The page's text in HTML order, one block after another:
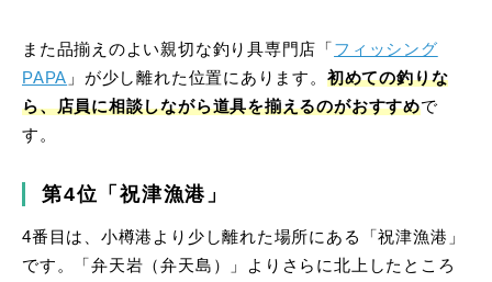
また品揃えのよい親切な釣り具専門店「 フィッシング
PAPA 」が少し離れた位置にあります。 初めての釣りな
ら、店員に相談しながら道具を揃えるのがおすすめで
す。
第4位「祝津漁港」
4番目は、小樽港より少し離れた場所にある「祝津漁港」
です。「弁天岩（弁天島）」よりさらに北上したところ